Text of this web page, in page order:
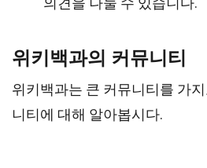
위키백과의 커뮤니티
위키백과는 큰 커뮤니티를 가
니티에 대해 알아봅시다.